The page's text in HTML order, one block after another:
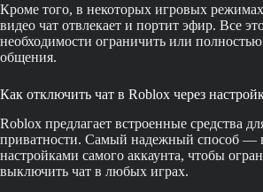
Кроме того, в некоторых игровых
видео чат отвлекает и портит эфир. Все
необходимости ограничить или
общения.
Как отключить чат в Roblox через
Roblox предлагает встроенные средства
приватности. Самый надежный способ —
настройками самого аккаунта, чтобы
выключить чат в любых играх.